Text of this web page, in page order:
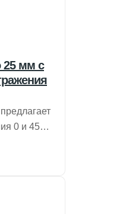
25 мм с
0 и 45
света и